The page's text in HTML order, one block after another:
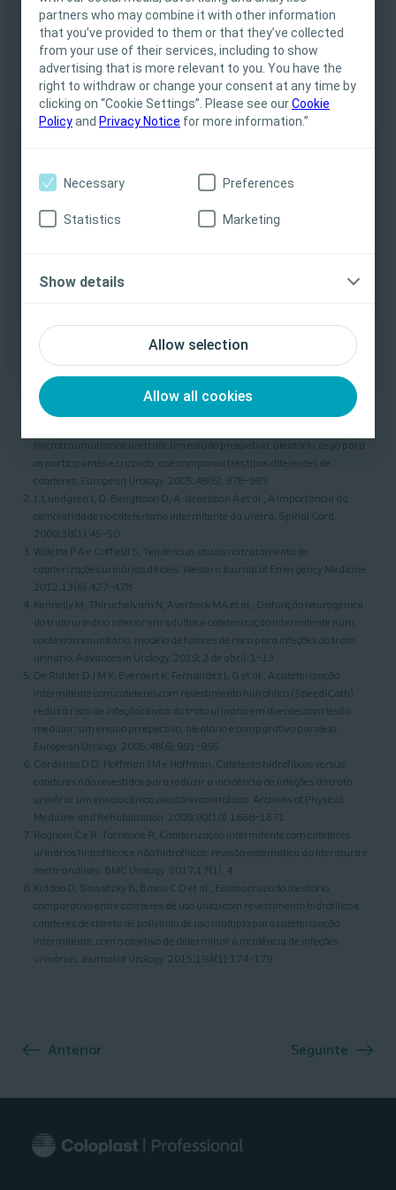
partners who may combine it with other information
that you’ve provided to them or that they’ve collected
from your use of their services, including to show
advertising that is more relevant to you. You have the
right to withdraw or change your consent at any time by
clicking on “Cookie Settings”. Please see ourCookie
Policyand Privacy Notice for more information.”
Allow selection
Allow all cookies
Necessary Preferences
Statistics Marketing
Show details
Profissionais de Saúde. O conteúdo do site tem
fins informativos e educacionais, podendo não
ser apropriado para todas as jurisdições. A
Coloplast não fornece aconselhamento médico.
A responsabilidade pelos cuidados ao paciente
cabe ao profissional de saúde. Para informações
contraindicações, efeitos, precauções e
advertências, consulte as Instruções de
Utilização (IFU) do produto antes da sua
mais adequado para doentes neurológicos,4 mas vários
estudos recentes concluíram que os cateteres hidrofílicos
reduzem significativamente o risco de ITU, em comparação
com os cateteres não hidrofílicos.5-8
Saiba mais sobre os
microtraumatismos da uretra e da
bexiga
Descubra mais sobre os dois tipos de microtraumas e o
Saiba mais
Stensballe J, Looms D, Nielsen P N et al. Os cateteres com revestimento
microtraumatismos uretrais: um estudo prospetivo, aleatório, cego para
os participantes e cruzado, que comparou três tipos diferentes de
cateteres. European Urology. 2005;48(6): 978–983
J. Lundgren J, O. Bengtsson O, A. Israelsson A et al., A importância da
osmolaridade no cateterismo intermitente da uretra. Spinal Cord.
2000;38(1):45–50
Willette P A e Coffield S, Tendências atuais no tratamento de
cateterizações urinárias difíceis. Western Journal of Emergency Medicine.
2012;13(6):427–478
Kennelly M, Thiruchelvam N, Averbeck MA et al., Disfunção neurogénica
do trato urinário inferior em adultos e cateterização intermitente num
contexto comunitário: modelo de fatores de risco para infeções do trato
urinário. Advances in Urology. 2019; 2 de abril: 1–13
De Ridder D J M K, Everaert K, Fernandez L G et al., A cateterização
intermitente com cateteres com revestimento hidrofílico (SpeediCath)
reduz o risco de infeção clínica do trato urinário em doentes com lesão
medular: um ensaio prospectivo, aleatório e comparativo paralelo.
European Urology. 2005;48(6):991–995
Cardenas D D, Hoffman J M e Hoffman, Cateteres hidrofílicos versus
cateteres não revestidos para reduzir a incidência de infeções do trato
urinário: um ensaio clínico aleatório controlado. Archives of Physical
Medicine and Rehabilitation. 2009;90(10):1668–1671
Rognoni C e R. Tarricone R, Cateterização intermitente com cateteres
urinários hidrofílicos e não hidrofílicos: revisão sistemática da literatura e
meta-análises. BMC Urology. 2017;17(1): 4
Kiddoo D, Sawatzky B, Bascu C D et al., Ensaio cruzado aleatório
comparativo entre cateteres de uso único com revestimento hidrofílico e
cateteres de cloreto de polivinilo de uso múltiplo para cateterização
intermitente, com o objetivo de determinar a incidência de infeções
urinárias. Journal of Urology. 2015;194(1):174–179
Anterior Seguinte